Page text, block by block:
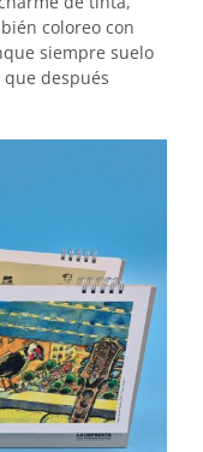
coloreo con
siempre suelo
después